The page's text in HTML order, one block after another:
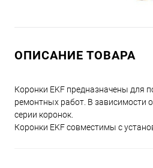
ОПИСАНИЕ ТОВАРА
Коронки EKF предназначены для
ремонтных работ. В зависимости
серии коронок.
Коронки EKF совместимы с